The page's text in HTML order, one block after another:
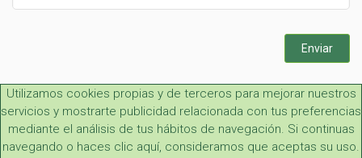
field
Enviar
Utilizamos cookies propias y de terceros para mejorar nuestros
servicios y mostrarte publicidad relacionada con tus preferencias
mediante el análisis de tus hábitos de navegación. Si continuas
navegando o haces clic aquí, consideramos que aceptas su uso.